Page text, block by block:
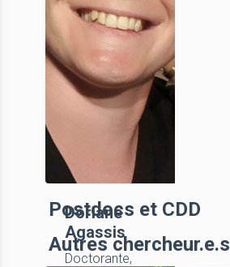
Doriane
Agassis
Doctorante,
Postdocs et CDD
Autres chercheur.e.s